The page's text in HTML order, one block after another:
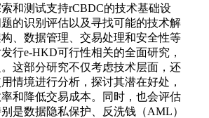
和测试支持rCBDC的技术基础设
的识别评估以及寻找可能的技术解
、数据管理、交易处理和安全性等
行e-HKD可行性相关的全面研究，
这部分研究不仅考虑技术层面，还
情境进行分析，探讨其潜在好处，
和降低交易成本。同时，也会评估
是数据隐私保护、反洗钱（AML）